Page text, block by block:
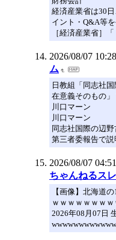
経済産業省は30
イント・Q&A等を
［経済産業省］「
2026/08/07
ム
日教組「同志社
在意義そのもの
川口マーン
川口マーン
同志社国際の辺
第三者委報告で説
2026/08/07
ちゃんねるス
【画像】北海道
ｗｗｗｗｗｗｗ
2026年08月07日